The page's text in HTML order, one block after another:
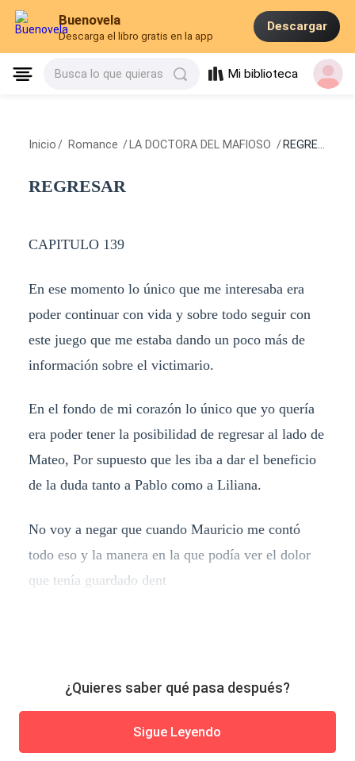
Buenovela
Descarga el libro gratis en la app
Descargar
Busca lo que quieras Mi biblioteca
Inicio / Romance / LA DOCTORA DEL MAFIOSO / REGRESAR
REGRESAR
CAPITULO 139
En ese momento lo único que me interesaba era
poder continuar con vida y sobre todo seguir con
este juego que me estaba dando un poco más de
información sobre el victimario.
En el fondo de mi corazón lo único que yo quería
era poder tener la posibilidad de regresar al lado de
Mateo, Por supuesto que les iba a dar el beneficio
de la duda tanto a Pablo como a Liliana.
No voy a negar que cuando Mauricio me contó
todo eso y la manera en la que podía ver el dolor
que tenía guardado dent
¿Quieres saber qué pasa después?
Sigue Leyendo